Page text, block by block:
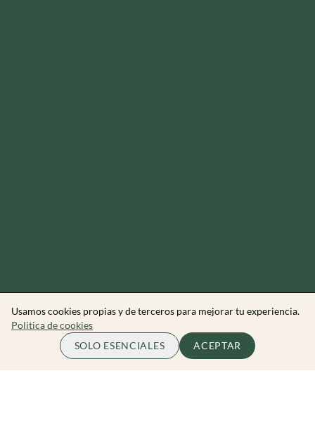
65.00 EUR ME APUNTO
Usamos cookies propias y de terceros para mejorar tu experiencia.
Politica de cookies
SOLO ESENCIALES
ACEPTAR